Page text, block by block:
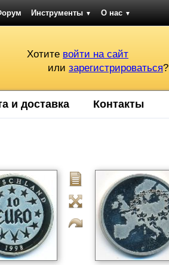
Инструменты ▼ О нас ▼
Хотите войти на сайт
или зарегистрироваться?
и доставка Контакты